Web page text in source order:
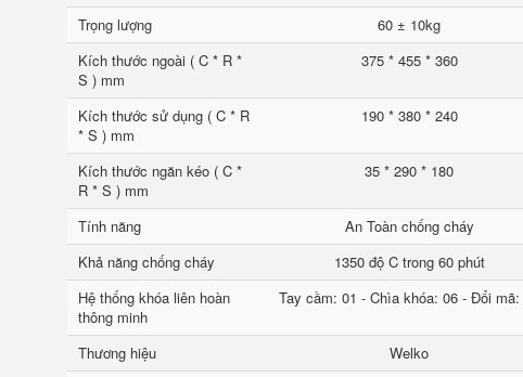
Trọng lượng
60 ± 10kg
Kích thước ngoài ( C * R *
S ) mm
375 * 455 * 360
Kích thước sử dụng ( C * R
* S ) mm
190 * 380 * 240
Kích thước ngăn kéo ( C *
R * S ) mm
35 * 290 * 180
Tính năng
An Toàn chống cháy
Khả năng chống cháy
1350 độ C trong 60 phút
Hệ thống khóa liên hoàn
thông minh
Tay cầm: 01 - Chìa khóa: 06 - Đổi
Thương hiệu
Welko